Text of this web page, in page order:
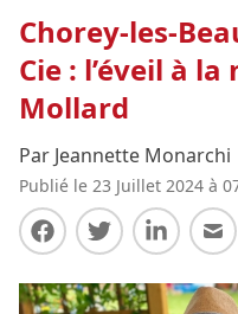
Chorey-les-
Cie : l’éveil à
Mollard
Par Jeannette Monarchi
Publié le 23 Juillet 2024 à
Partager sur Facebook
Partager sur
Partager